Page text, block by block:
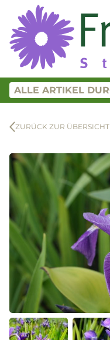
ZURÜCK ZUR ÜBERSICHT